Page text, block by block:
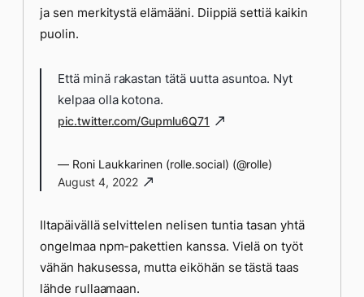
ja sen merkitystä elämääni. Diippiä settiä kaikin
puolin.
Että minä rakastan tätä uutta asuntoa. Nyt
kelpaa olla kotona.
pic.twitter.com/Gupmlu6Q71
— Roni Laukkarinen (rolle.social) (@rolle)
August 4, 2022
Iltapäivällä selvittelen nelisen tuntia tasan yhtä
ongelmaa npm-pakettien kanssa. Vielä on työt
vähän hakusessa, mutta eiköhän se tästä taas
lähde rullaamaan.